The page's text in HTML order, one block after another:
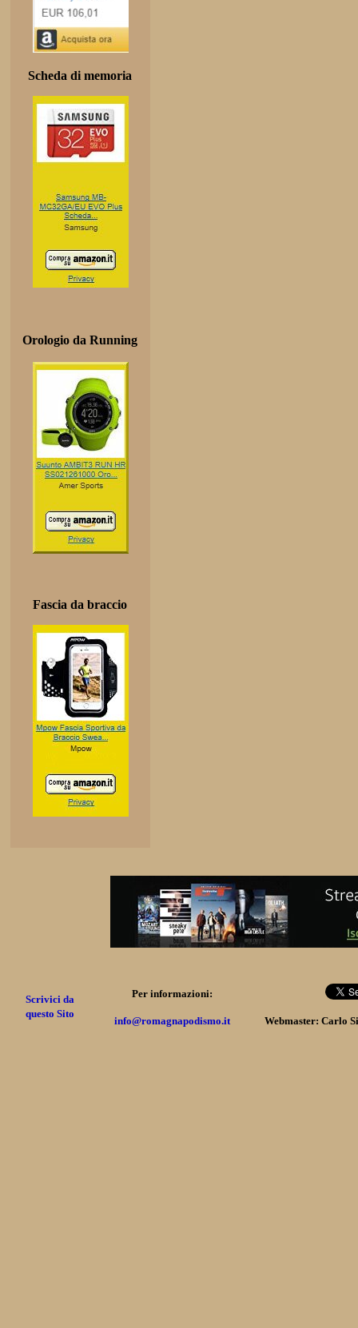
Scheda di memoria
Orologio da Running
Fascia da braccio
Scrivici da
questo Sito
Per informazioni:
info@romagnapodismo.it Webmaster: Carlo